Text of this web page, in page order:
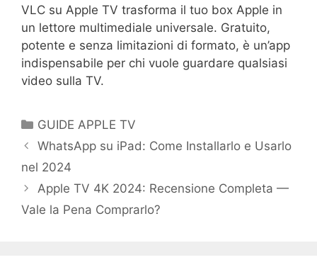
VLC su Apple TV trasforma il tuo box Apple in
un lettore multimediale universale. Gratuito,
potente e senza limitazioni di formato, è un’app
indispensabile per chi vuole guardare qualsiasi
video sulla TV.
Categorie
GUIDE APPLE TV
WhatsApp su iPad: Come Installarlo e Usarlo
nel 2024
Apple TV 4K 2024: Recensione Completa —
Vale la Pena Comprarlo?